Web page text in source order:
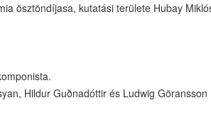
ösztöndíjasa, kutatási területe Hubay
Hildur Guðnadóttir és Ludwig Göransson